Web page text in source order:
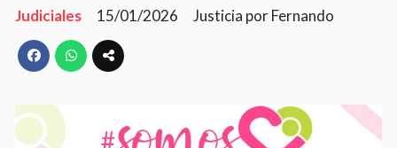
Judiciales 15/01/2026 Justicia por Fernando